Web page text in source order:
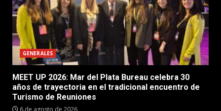
GENERALES
MEET UP 2026: Mar del Plata Bureau celebra 30
años de trayectoria en el tradicional encuentro de
Turismo de Reuniones